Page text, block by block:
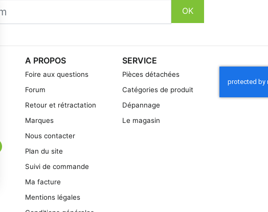
OK
A PROPOS
Foire aux questions
Forum
Retour et rétractation
Marques
Nous contacter
Plan du site
Suivi de commande
Ma facture
Mentions légales
SERVICE
Pièces détachées
Catégories de produit
Dépannage
Le magasin